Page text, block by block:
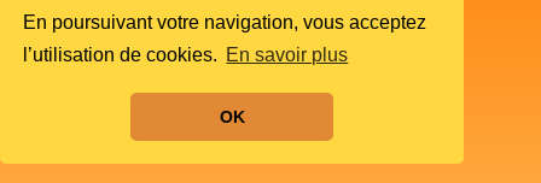
En poursuivant votre navigation, vous acceptez
l’utilisation de cookies. En savoir plus
OK